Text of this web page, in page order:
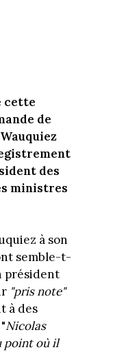
cette
de
des
ministres
à son
semble-t-
président
"pris note"
à des
Nicolas
point où il